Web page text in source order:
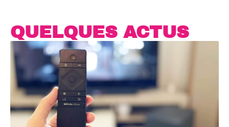
QUELQUES ACTUS